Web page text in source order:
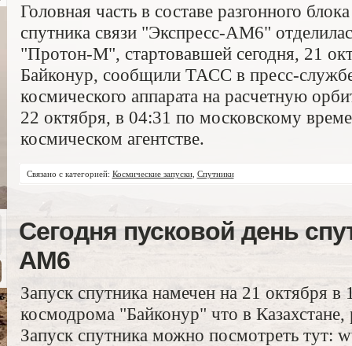
Головная часть в составе разгонного
спутника связи "Экспресс-АМ6"
"Протон-М", стартовавшей сегодня, 21
Байконур, сообщили ТАСС в пресс-
космического аппарата на расчетную
22 октября, в 04:31 по московскому
космическом агентстве.
Связано с категорией: Космические запуски, Спутники
Сегодня пусковой день
АМ6
Запуск спутника намечен на 21 октября
космодрома "Байконур" что в
Запуск спутника можно посмотреть тут: